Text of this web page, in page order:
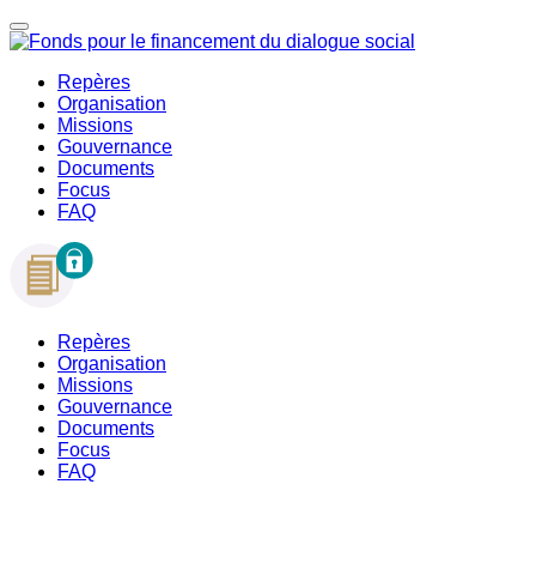
Repères
Organisation
Missions
Gouvernance
Documents
Focus
FAQ
Repères
Organisation
Missions
Gouvernance
Documents
Focus
FAQ